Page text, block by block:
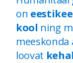
on
kool ning
meeskonda
loovat